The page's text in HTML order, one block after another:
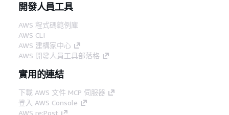
開發人員工具
AWS 程式碼範例庫
AWS CLI
AWS 建構家中心
AWS 開發人員工具部落格
實用的連結
下載 AWS 文件 MCP 伺服器
登入 AWS Console
AWS re:Post